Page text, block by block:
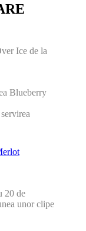
Ice de la
Blueberry
20 de
unor clipe